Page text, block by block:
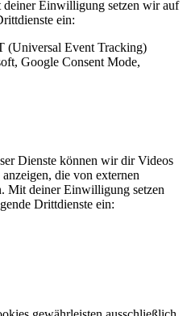
deiner Einwilligung setzen wir auf
ein:
(Universal Event Tracking)
Google Consent Mode,
Dienste können wir dir Videos
die von externen
Mit deiner Einwilligung setzen
Drittdienste ein: